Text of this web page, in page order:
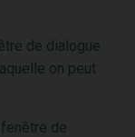
de dialogue
on peut
de